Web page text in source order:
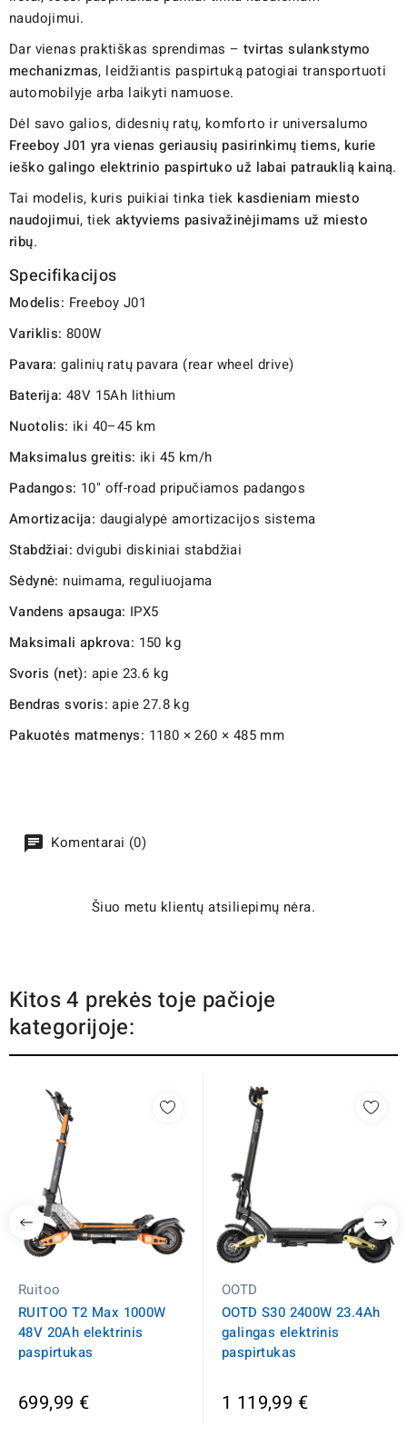
naudojimui.
Dar vienas praktiškas sprendimas – tvirtas sulankstymo
mechanizmas, leidžiantis paspirtuką patogiai transportuoti
automobilyje arba laikyti namuose.
Dėl savo galios, didesnių ratų, komforto ir universalumo
Freeboy J01 yra vienas geriausių pasirinkimų tiems, kurie
ieško galingo elektrinio paspirtuko už labai patrauklią kainą.
Tai modelis, kuris puikiai tinka tiek kasdieniam miesto
naudojimui, tiek aktyviems pasivažinėjimams už miesto
ribų.
Specifikacijos
Modelis: Freeboy J01
Variklis: 800W
Pavara: galinių ratų pavara (rear wheel drive)
Baterija: 48V 15Ah lithium
Nuotolis: iki 40–45 km
Maksimalus greitis: iki 45 km/h
Padangos: 10" off-road pripučiamos padangos
Amortizacija: daugialypė amortizacijos sistema
Stabdžiai: dvigubi diskiniai stabdžiai
Sėdynė: nuimama, reguliuojama
Vandens apsauga: IPX5
Maksimali apkrova: 150 kg
Svoris (net): apie 23.6 kg
Bendras svoris: apie 27.8 kg
Pakuotės matmenys: 1180 × 260 × 485 mm
Komentarai (0)
Šiuo metu klientų atsiliepimų nėra.
Kitos 4 prekės toje pačioje
kategorijoje:
Ruitoo
RUITOO T2 Max 1000W
48V 20Ah elektrinis
paspirtukas
699,99 €
OOTD
OOTD S30 2400W 23.4Ah
galingas elektrinis
paspirtukas
1 119,99 €